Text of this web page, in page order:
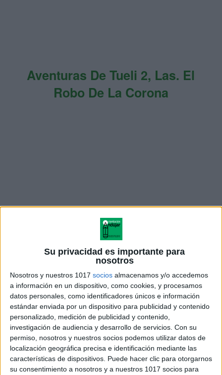
Su privacidad es importante para
nosotros
Nosotros y nuestros 1017 socios almacenamos y/o accedemos
a información en un dispositivo, como cookies, y procesamos
datos personales, como identificadores únicos e información
estándar enviada por un dispositivo para publicidad y contenido
personalizado, medición de publicidad y contenido,
investigación de audiencia y desarrollo de servicios. Con su
permiso, nosotros y nuestros socios podemos utilizar datos de
localización geográfica precisa e identificación mediante las
características de dispositivos. Puede hacer clic para otorgarnos
su consentimiento a nosotros y a nuestros 1017 socios para
Aventuras De Tueli 2, Las. El
Robo De La Corona
Aventuras de Tueli 3. La
búsqueda